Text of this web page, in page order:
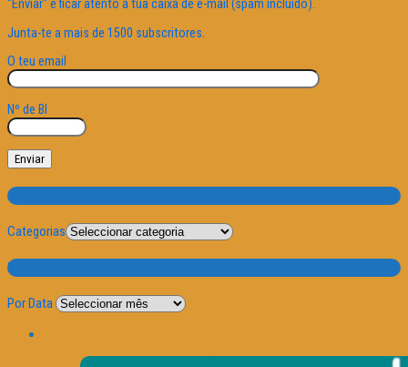
"Enviar" e ficar atento à tua caixa de e-mail (spam incluído).
Junta-te a mais de 1500 subscritores.
O teu email
Nº de BI
Categorias
Categorias
Por Data
Por Data